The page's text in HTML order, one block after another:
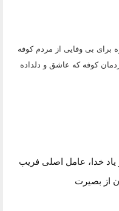
برای بی وفایی از مردم کوفه
کوفه که عاشق و دلداده
یاد خدا، عامل اصلی فریب
از بصیرت